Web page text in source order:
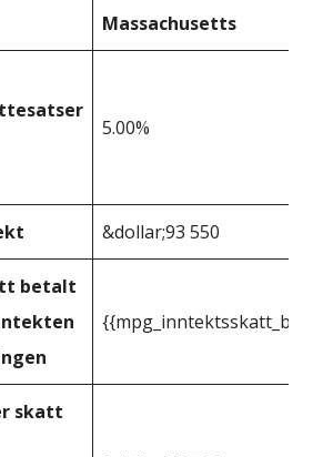
Massachusetts
5.00%
&dollar;93 550
betalt
skatt